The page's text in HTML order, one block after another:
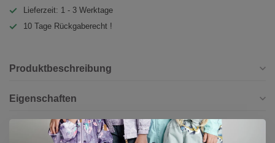
Lieferzeit: 1 - 3 Werktage
10 Tage Rückgaberecht !
Produktbeschreibung
Eigenschaften
Bewertungen